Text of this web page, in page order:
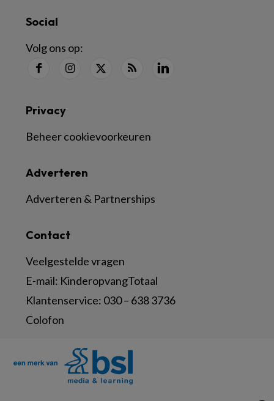
Social
Volg ons op:
Contact
Veelgestelde vragen
E-mail: KinderopvangTotaal
Klantenservice: 030 – 638 3736
Colofon
Adverteren
Adverteren & Partnerships
Privacy
Beheer cookievoorkeuren